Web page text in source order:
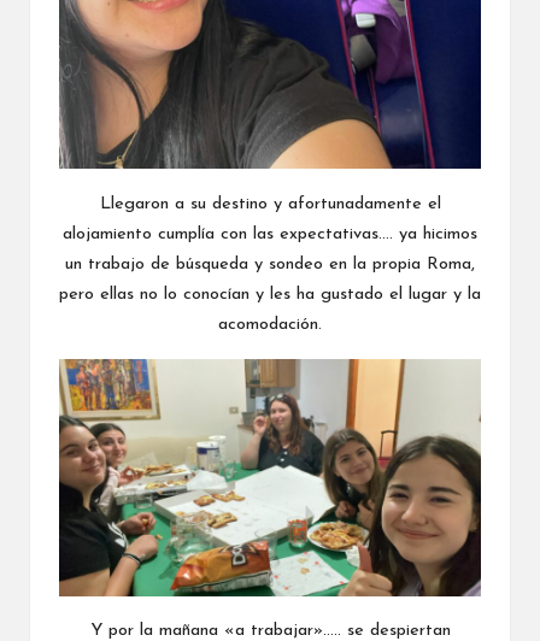
Llegaron a su destino y afortunadamente el
alojamiento cumplía con las expectativas…. ya hicimos
un trabajo de búsqueda y sondeo en la propia Roma,
pero ellas no lo conocían y les ha gustado el lugar y la
acomodación.
Y por la mañana «a trabajar»….. se despiertan